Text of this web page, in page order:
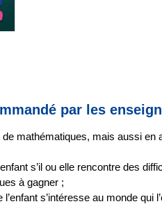
par les
mathématiques, mais aussi en
s’il ou elle rencontre des
à gagner ;
s’intéresse au monde qui